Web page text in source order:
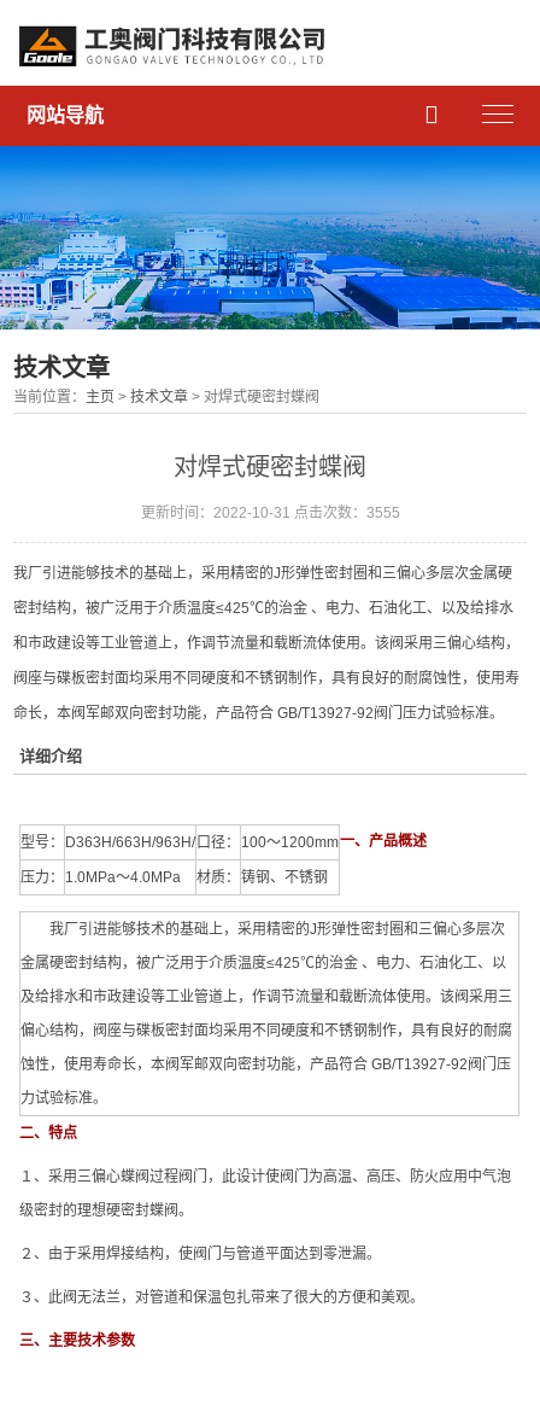
网站导航 
技术文章
当前位置： 主页 >技术文章 > 对焊式硬密封蝶阀
对焊式硬密封蝶阀
更新时间：2022-10-31 点击次数：3555
我厂引进能够技术的基础上，采用精密的J形弹性密封圈和三偏心多层次金属硬
密封结构，被广泛用于介质温度≤425℃的治金 、电力、石油化工、以及给排水
和市政建设等工业管道上，作调节流量和载断流体使用。该阀采用三偏心结构，
阀座与碟板密封面均采用不同硬度和不锈钢制作，具有良好的耐腐蚀性，使用寿
命长，本阀军邮双向密封功能，产品符合 GB/T13927-92阀门压力试验标准。
详细介绍
型号： D363H/663H/963H/口径： 100～1200mm
压力： 1.0MPa～4.0MPa 材质： 铸钢、不锈钢
一、产品概述
我厂引进能够技术的基础上，采用精密的J形弹性密封圈和三偏心多层次
金属硬密封结构，被广泛用于介质温度≤425℃的治金 、电力、石油化工、以
及给排水和市政建设等工业管道上，作调节流量和载断流体使用。该阀采用三
偏心结构，阀座与碟板密封面均采用不同硬度和不锈钢制作，具有良好的耐腐
蚀性，使用寿命长，本阀军邮双向密封功能，产品符合 GB/T13927-92阀门压
力试验标准。
二、特点
１、采用三偏心蝶阀过程阀门，此设计使阀门为高温、高压、防火应用中气泡
级密封的理想硬密封蝶阀。
２、由于采用焊接结构，使阀门与管道平面达到零泄漏。
３、此阀无法兰，对管道和保温包扎带来了很大的方便和美观。
三、主要技术参数